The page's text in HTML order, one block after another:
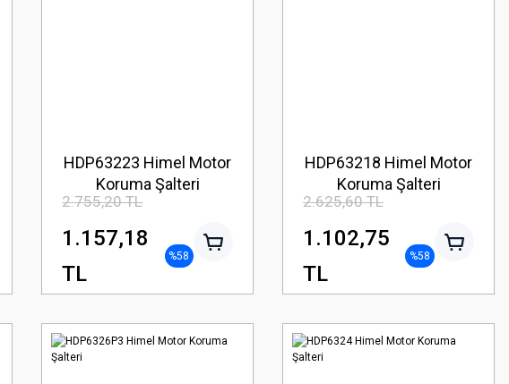
HDP63223 Himel Motor
Koruma Şalteri
2.755,20 TL
1.157,18
TL
%58
HDP63218 Himel Motor
Koruma Şalteri
2.625,60 TL
1.102,75
TL
%58